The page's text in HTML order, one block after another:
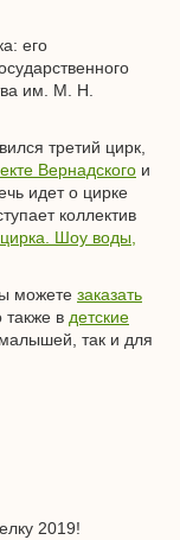
его
им. М. Н.
третий цирк,
Вернадского и
идет о цирке
коллектив
Шоу воды,
можете заказать
также в детские
малышей, так и для
2019!